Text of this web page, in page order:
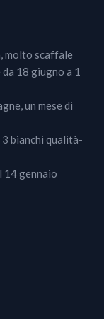
molto scaffale
18 giugno a 1
un mese di
bianchi qualità-
14 gennaio